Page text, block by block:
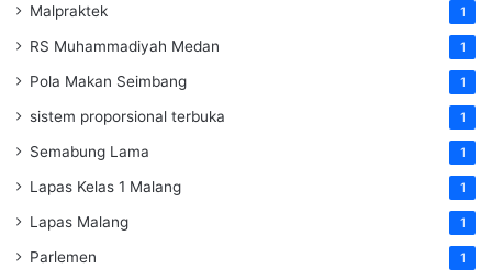
Malpraktek 1
RS Muhammadiyah Medan 1
Pola Makan Seimbang 1
sistem proporsional terbuka 1
Semabung Lama 1
Lapas Kelas 1 Malang 1
Lapas Malang 1
Parlemen 1